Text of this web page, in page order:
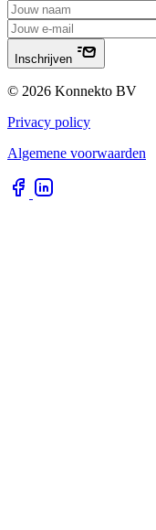
Inschrijven
© 2026 Konnekto BV
Privacy policy
Algemene voorwaarden